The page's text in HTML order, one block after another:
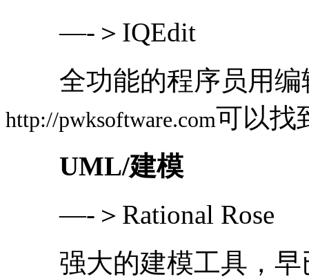
—-＞IQEdit
全功能的程序员用编
http://pwksoftware.com可以找
UML/建模
—-＞Rational Rose
强大的建模工具，早